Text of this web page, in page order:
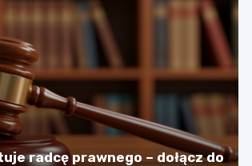
radcę prawnego – dołącz do